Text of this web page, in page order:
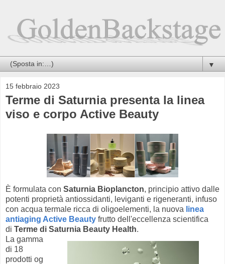
▼
15 febbraio 2023
Terme di Saturnia presenta la linea
viso e corpo Active Beauty
È formulata con Saturnia Bioplancton, principio attivo dalle
potenti proprietà antiossidanti, leviganti e rigeneranti, infuso
con acqua termale ricca di oligoelementi, la nuova linea
antiaging Active Beauty frutto dell'eccellenza scientifica
di Terme di Saturnia Beauty Health.
La gamma
di 18
prodotti og